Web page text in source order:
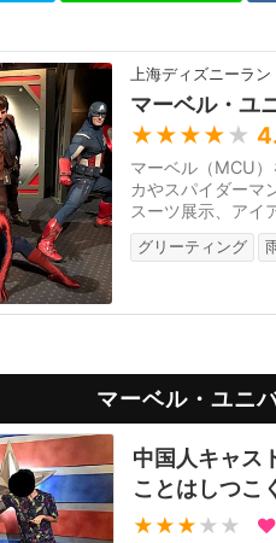
上海ディズニーラン
マーベル・ユ
★★★★ ★
マーベル（MCU
カやスパイダーマ
スーツ展示、アイ
の描き方を学べる
グリーティング
マーベル・ユニ
中国人キャス
ことはしつこ
★★★ ★★